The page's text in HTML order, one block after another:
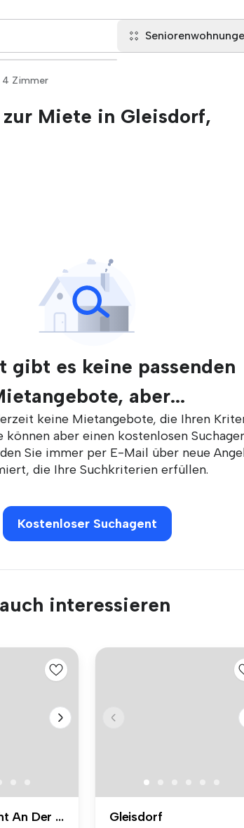
4 Zimmer
Miete in Gleisdorf,
gibt es keine passenden
aber...
keine Mietangebote, die Ihren
können aber einen kostenlosen
Sie immer per E-Mail über neue
die Ihre Suchkriterien erfüllen.
Kostenloser Suchagent
interessieren
Sankt Ruprecht An Der Raab Gleisdorf